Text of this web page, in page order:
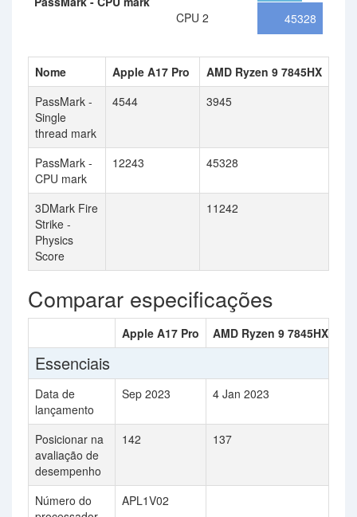
CPU 2
45328
Nome Apple A17 Pro
AMD Ryzen 9 7845HX
PassMark -
Single
thread mark
4544 3945
PassMark -
CPU mark
12243 45328
3DMark Fire
Strike -
Physics
Score
11242
Comparar especificações
Apple A17 Pro AMD Ryzen 9 7845HX
Essenciais
Data de
lançamento
Sep 2023 4 Jan 2023
Posicionar na
avaliação de
desempenho
142 137
Número do
APL1V02